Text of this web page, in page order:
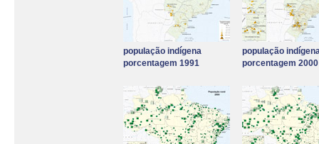
população indígena
porcentagem 1991
população
porcentagem 2000